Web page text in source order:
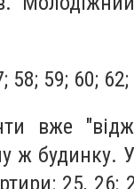
58; 59; 60;
вже
ж будинку.
25, 26;